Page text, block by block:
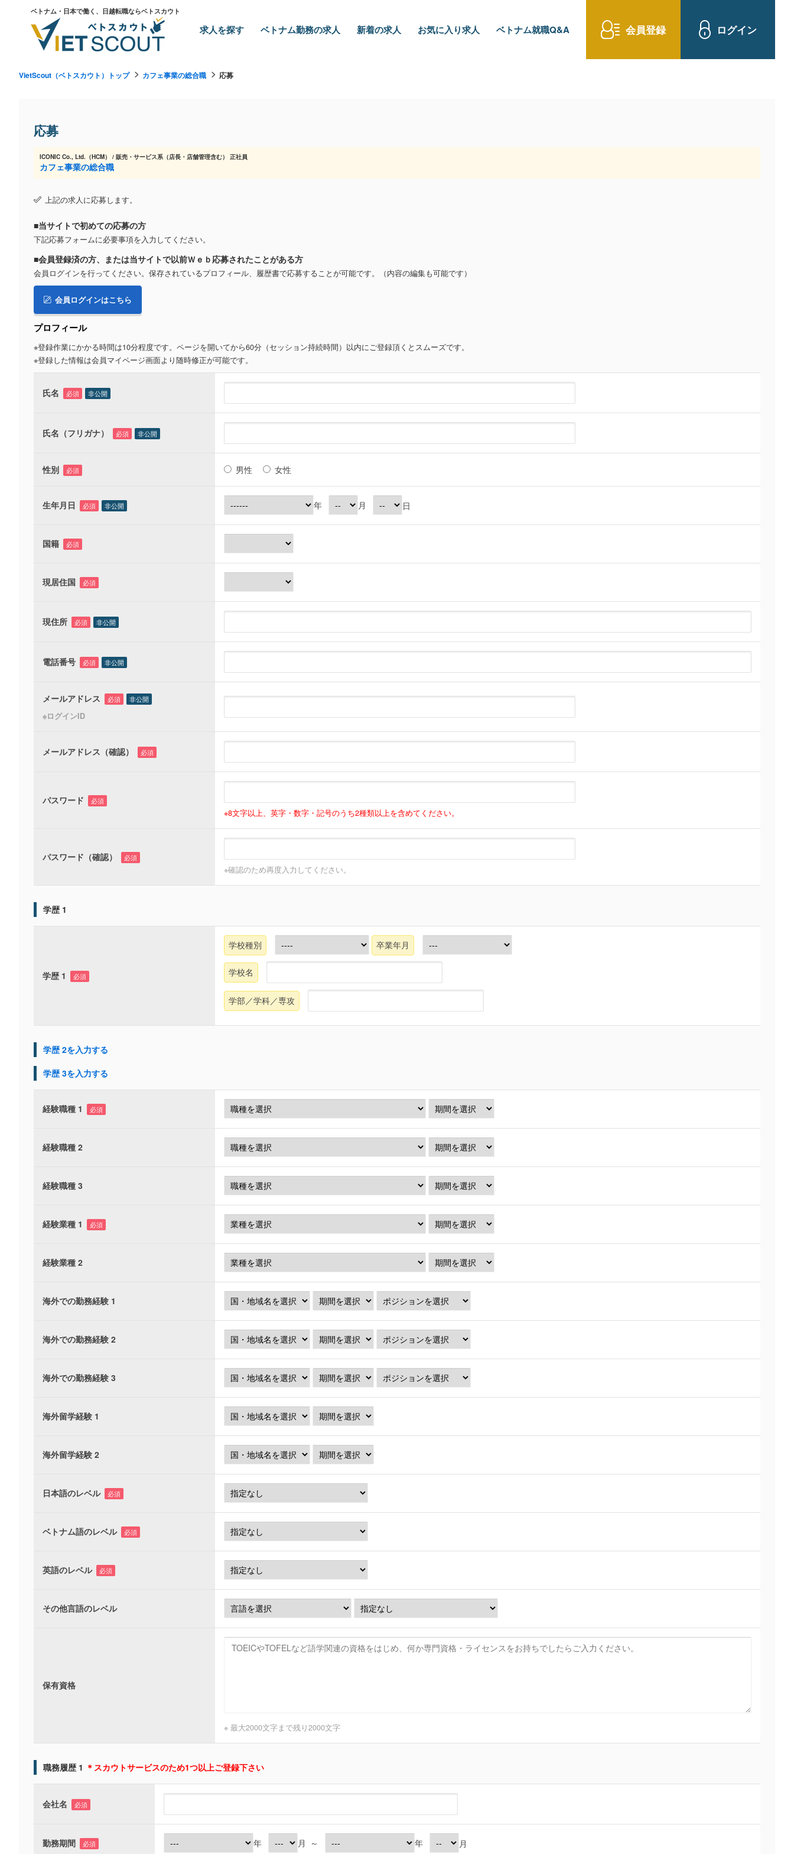
ベトナム・日本で働く、日越転職ならベトスカウト
求人を探す ベトナム勤務の求人 新着の求人 お気に入り求人 ベトナム就職Q&A 会員登録 ログイン
VietScout（ベトスカウト）トップ カフェ事業の総合職 応募
応募
ICONIC Co., Ltd.（HCM） / 販売・サービス系（店長・店舗管理含む） 正社員
カフェ事業の総合職
上記の求人に応募します。
■当サイトで初めての応募の方
下記応募フォームに必要事項を入力してください。
■会員登録済の方、または当サイトで以前Ｗｅｂ応募されたことがある方
会員ログインを行ってください。保存されているプロフィール、履歴書で応募することが可能です。（内容の編集も可能です）
会員ログインはこちら
プロフィール
※登録作業にかかる時間は10分程度です。ページを開いてから60分（セッション持続時間）以内にご登録頂くとスムーズです。
※登録した情報は会員マイページ画面より随時修正が可能です。
氏名 必須 非公開
氏名（フリガナ） 必須 非公開
性別 必須 男性 女性
生年月日 必須 非公開 年 月 日
国籍 必須
現居住国 必須
現住所 必須 非公開
電話番号 必須 非公開
メールアドレス 必須 非公開
※ログインID
メールアドレス（確認） 必須
パスワード 必須
※8文字以上、英字・数字・記号のうち2種類以上を含めてください。
パスワード（確認） 必須
※確認のため再度入力してください。
学歴 1
学歴 1 必須
学校種別 卒業年月
学校名
学部／学科／専攻
学歴 2を入力する
学歴 3を入力する
経験職種 1 必須
経験職種 2
経験職種 3
経験業種 1 必須
経験業種 2
海外での勤務経験 1
海外での勤務経験 2
海外での勤務経験 3
海外留学経験 1
海外留学経験 2
日本語のレベル 必須
ベトナム語のレベル 必須
英語のレベル 必須
その他言語のレベル
保有資格
※ 最大2000文字まで残り2000文字
職務履歴 1 ＊スカウトサービスのため1つ以上ご登録下さい
会社名 必須
勤務期間 必須 年 月 ～ 年 月